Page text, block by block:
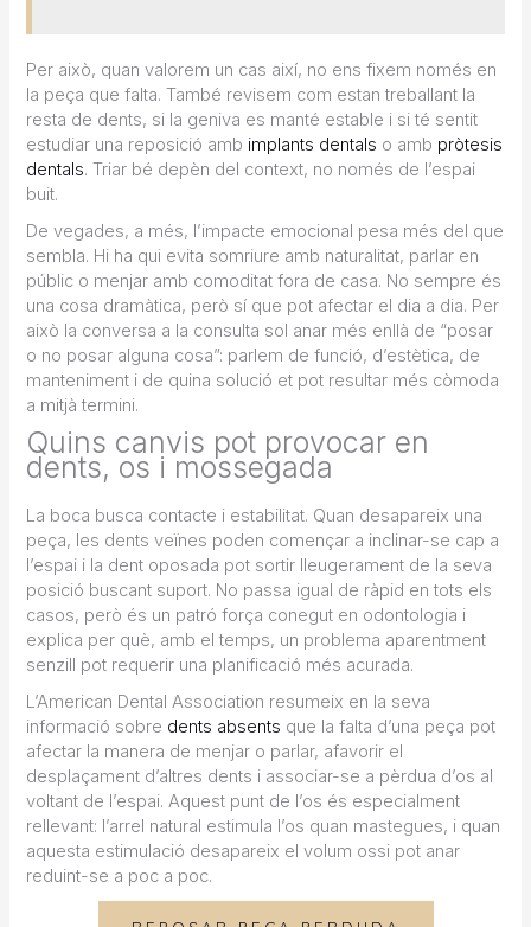
Per això, quan valorem un cas així, no ens fixem només en
la peça que falta. També revisem com estan treballant la
resta de dents, si la geniva es manté estable i si té sentit
estudiar una reposició amb implants dentals o amb pròtesis
dentals. Triar bé depèn del context, no només de l’espai
buit.
De vegades, a més, l’impacte emocional pesa més del que
sembla. Hi ha qui evita somriure amb naturalitat, parlar en
públic o menjar amb comoditat fora de casa. No sempre és
una cosa dramàtica, però sí que pot afectar el dia a dia. Per
això la conversa a la consulta sol anar més enllà de “posar
o no posar alguna cosa”: parlem de funció, d’estètica, de
manteniment i de quina solució et pot resultar més còmoda
a mitjà termini.
Quins canvis pot provocar en
dents, os i mossegada
La boca busca contacte i estabilitat. Quan desapareix una
peça, les dents veïnes poden començar a inclinar-se cap a
l’espai i la dent oposada pot sortir lleugerament de la seva
posició buscant suport. No passa igual de ràpid en tots els
casos, però és un patró força conegut en odontologia i
explica per què, amb el temps, un problema aparentment
senzill pot requerir una planificació més acurada.
L’American Dental Association resumeix en la seva
informació sobre dents absents que la falta d’una peça pot
afectar la manera de menjar o parlar, afavorir el
desplaçament d’altres dents i associar-se a pèrdua d’os al
voltant de l’espai. Aquest punt de l’os és especialment
rellevant: l’arrel natural estimula l’os quan mastegues, i quan
aquesta estimulació desapareix el volum ossi pot anar
reduint-se a poc a poc.